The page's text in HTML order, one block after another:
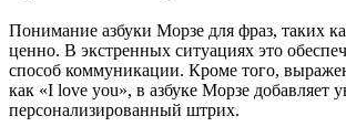
Понимание азбуки Морзе для фраз, таких
ценно. В экстренных ситуациях это
способ коммуникации. Кроме того,
как «I love you», в азбуке Морзе добавляет
персонализированный штрих.